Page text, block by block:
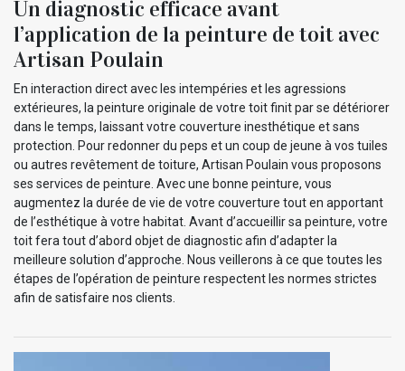
Un diagnostic efficace avant
l’application de la peinture de toit avec
Artisan Poulain
En interaction direct avec les intempéries et les agressions
extérieures, la peinture originale de votre toit finit par se détériorer
dans le temps, laissant votre couverture inesthétique et sans
protection. Pour redonner du peps et un coup de jeune à vos tuiles
ou autres revêtement de toiture, Artisan Poulain vous proposons
ses services de peinture. Avec une bonne peinture, vous
augmentez la durée de vie de votre couverture tout en apportant
de l’esthétique à votre habitat. Avant d’accueillir sa peinture, votre
toit fera tout d’abord objet de diagnostic afin d’adapter la
meilleure solution d’approche. Nous veillerons à ce que toutes les
étapes de l’opération de peinture respectent les normes strictes
afin de satisfaire nos clients.